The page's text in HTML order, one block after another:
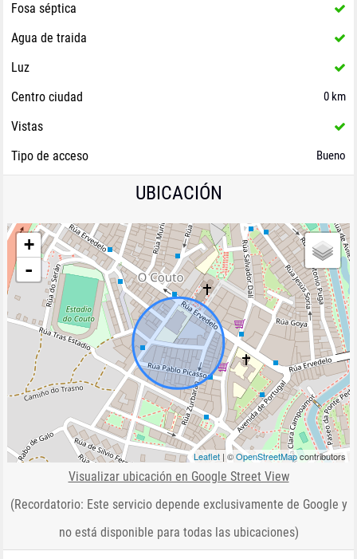
Fosa séptica
Agua de traida
Luz
Centro ciudad
0 km
Vistas
Tipo de acceso
Bueno
UBICACIÓN
+
-
Leaflet | ©OpenStreetMapcontributors
Visualizar ubicación en Google Street View
(Recordatorio: Este servicio depende exclusivamente de Google y
no está disponible para todas las ubicaciones)